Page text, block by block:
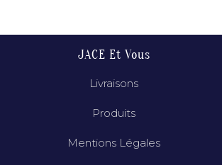
JACE Et Vous
Livraisons
Produits
Mentions Légales